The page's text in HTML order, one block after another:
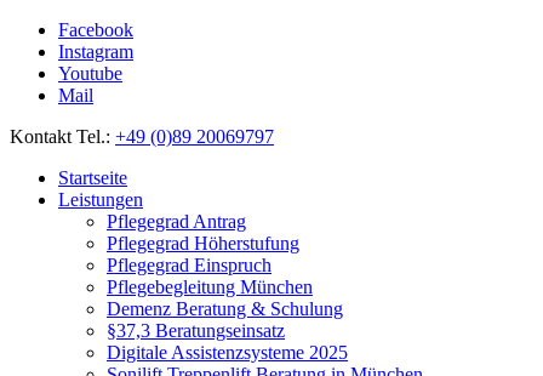
Facebook
Instagram
Youtube
Mail
Kontakt Tel.: +49 (0)89 20069797
Startseite
Leistungen
Pflegegrad Antrag
Pflegegrad Höherstufung
Pflegegrad Einspruch
Pflegebegleitung München
Demenz Beratung & Schulung
§37,3 Beratungseinsatz
Digitale Assistenzsysteme 2025